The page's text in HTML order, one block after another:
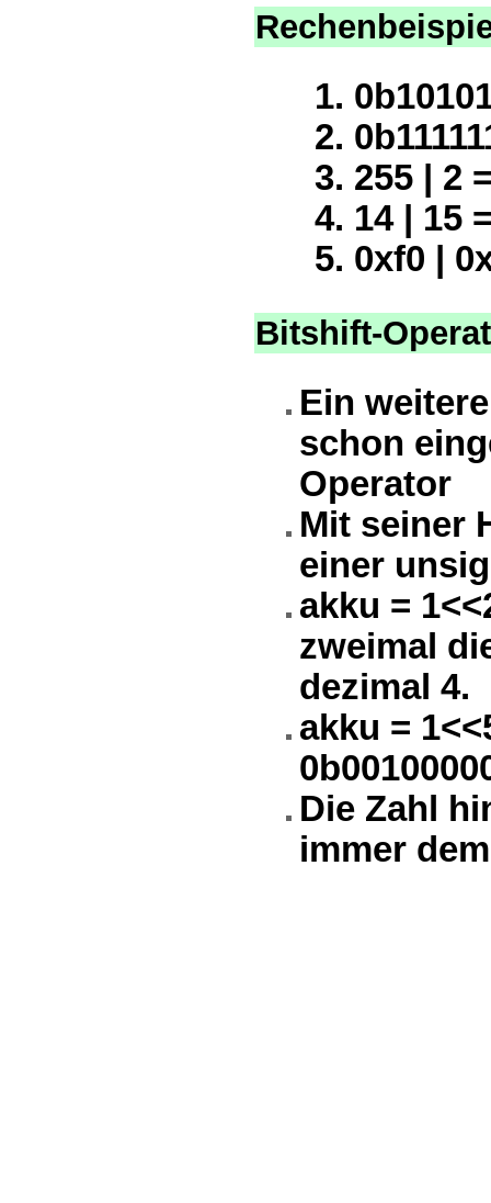
255 | 2
14 | 15
0xf0 |
Bitshift-
Ein
schon
Operator
Mit seiner
einer
akku =
zweimal
dezimal 4.
akku =
Die Zahl
immer